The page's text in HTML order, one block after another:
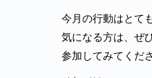
今月の行動はとて
気になる方は、ぜ
参加してみてくだ